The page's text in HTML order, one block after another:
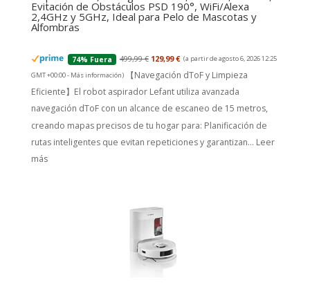
Evitación de Obstáculos PSD 190°, WiFi/Alexa
2,4GHz y 5GHz, Ideal para Pelo de Mascotas y
Alfombras
74% Fuera 499,99 € 129,99 € (a partir de agosto 6, 2026 12:25
GMT +00:00 - Más información)
【Navegación dToF y Limpieza
Eficiente】El robot aspirador Lefant utiliza avanzada
navegación dToF con un alcance de escaneo de 15 metros,
creando mapas precisos de tu hogar para: Planificación de
rutas inteligentes que evitan repeticiones y garantizan... Leer
más